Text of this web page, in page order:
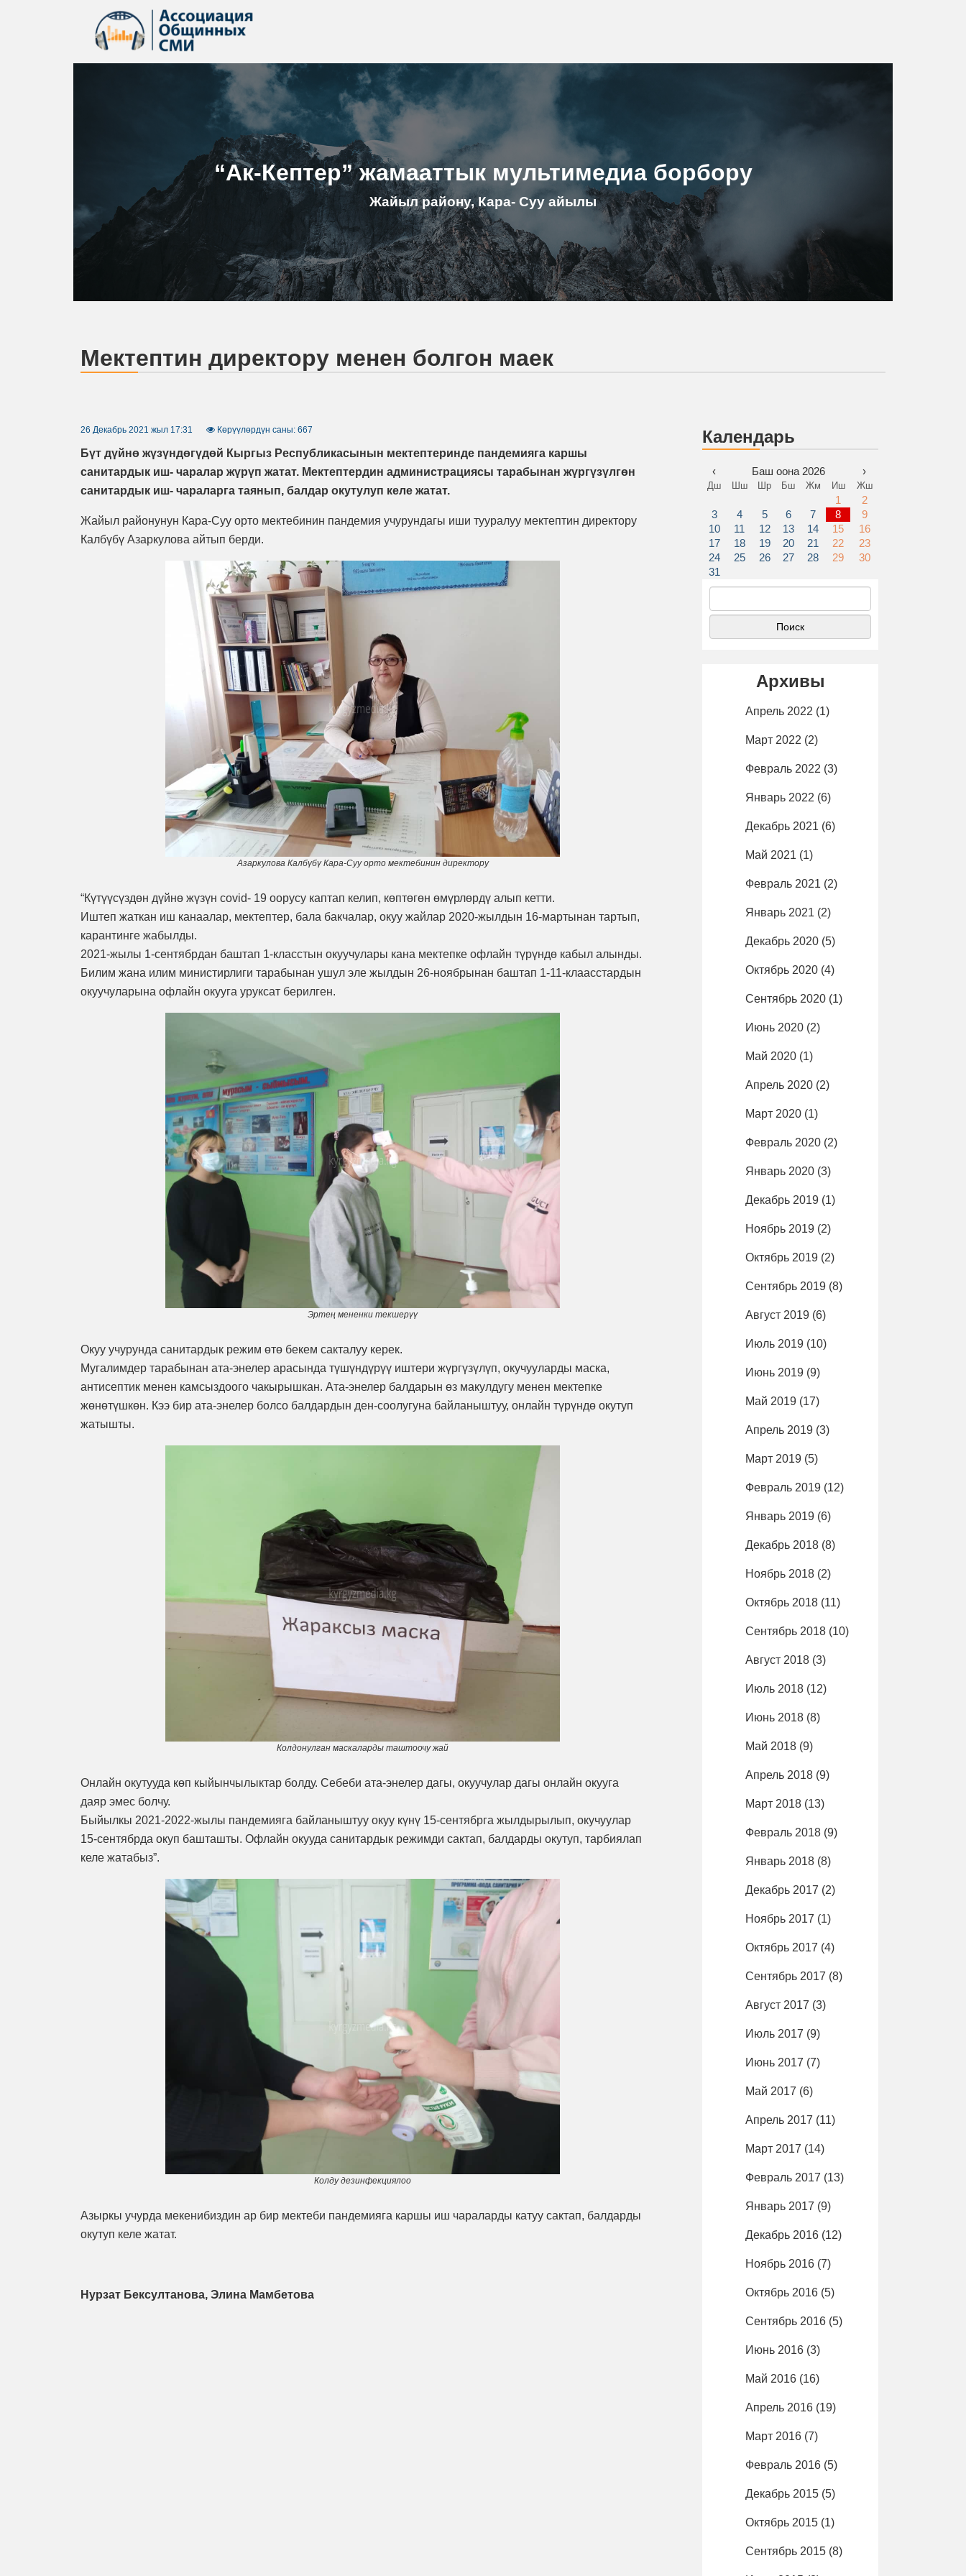
“Ак-Кептер” жамааттык мультимедиа борбору
Жайыл району, Кара- Суу айылы
Мектептин директору менен болгон маек
26 Декабрь 2021 жыл 17:31 Көрүүлөрдүн саны: 667
Бүт дүйнө жүзүндөгүдөй Кыргыз Республикасынын мектептеринде пандемияга каршы
санитардык иш- чаралар жүрүп жатат. Мектептердин администрациясы тарабынан жүргүзүлгөн
санитардык иш- чараларга таянып, балдар окутулуп келе жатат.
Жайыл районунун Кара-Суу орто мектебинин пандемия учурундагы иши тууралуу мектептин директору
Калбүбү Азаркулова айтып берди.
Азаркулова Калбүбү Кара-Суу орто мектебинин директору
“Күтүүсүздөн дүйнө жүзүн covid- 19 оорусу каптап келип, көптөгөн өмүрлөрдү алып кетти.
Иштеп жаткан иш канаалар, мектептер, бала бакчалар, окуу жайлар 2020-жылдын 16-мартынан тартып,
карантинге жабылды.
2021-жылы 1-сентябрдан баштап 1-класстын окуучулары кана мектепке офлайн түрүндө кабыл алынды.
Билим жана илим министирлиги тарабынан ушул эле жылдын 26-ноябрынан баштап 1-11-клаасстардын
окуучуларына офлайн окууга уруксат берилген.
Эртең мененки текшерүү
Окуу учурунда санитардык режим өтө бекем сакталуу керек.
Мугалимдер тарабынан ата-энелер арасында түшүндүрүү иштери жүргүзүлүп, окучууларды маска,
антисептик менен камсыздоого чакырышкан. Ата-энелер балдарын өз макулдугу менен мектепке
жөнөтүшкөн. Кээ бир ата-энелер болсо балдардын ден-соолугуна байланыштуу, онлайн түрүндө окутуп
жатышты.
Колдонулган маскаларды таштоочу жай
Онлайн окутууда көп кыйынчылыктар болду. Себеби ата-энелер дагы, окуучулар дагы онлайн окууга
даяр эмес болчу.
Быйылкы 2021-2022-жылы пандемияга байланыштуу окуу күнү 15-сентябрга жылдырылып, окучуулар
15-сентябрда окуп башташты. Офлайн окууда санитардык режимди сактап, балдарды окутуп, тарбиялап
келе жатабыз”.
Колду дезинфекциялоо
Азыркы учурда мекенибиздин ар бир мектеби пандемияга каршы иш чараларды катуу сактап, балдарды
окутуп келе жатат.
Нурзат Бексултанова, Элина Мамбетова
Календарь
‹ Баш оона 2026 ›
Дш Шш Шр Бш Жм Иш Жш
1
2
3
4 5 6 7 8
9
10
11 12 13 14 15
16
17
18 19 20 21 22
23
24
25 26 27 28 29
30
31
Найти:
Архивы
Апрель 2022 (1)
Март 2022 (2)
Февраль 2022 (3)
Январь 2022 (6)
Декабрь 2021 (6)
Май 2021 (1)
Февраль 2021 (2)
Январь 2021 (2)
Декабрь 2020 (5)
Октябрь 2020 (4)
Сентябрь 2020 (1)
Июнь 2020 (2)
Май 2020 (1)
Апрель 2020 (2)
Март 2020 (1)
Февраль 2020 (2)
Январь 2020 (3)
Декабрь 2019 (1)
Ноябрь 2019 (2)
Октябрь 2019 (2)
Сентябрь 2019 (8)
Август 2019 (6)
Июль 2019 (10)
Июнь 2019 (9)
Май 2019 (17)
Апрель 2019 (3)
Март 2019 (5)
Февраль 2019 (12)
Январь 2019 (6)
Декабрь 2018 (8)
Ноябрь 2018 (2)
Октябрь 2018 (11)
Сентябрь 2018 (10)
Август 2018 (3)
Июль 2018 (12)
Июнь 2018 (8)
Май 2018 (9)
Апрель 2018 (9)
Март 2018 (13)
Февраль 2018 (9)
Январь 2018 (8)
Декабрь 2017 (2)
Ноябрь 2017 (1)
Октябрь 2017 (4)
Сентябрь 2017 (8)
Август 2017 (3)
Июль 2017 (9)
Июнь 2017 (7)
Май 2017 (6)
Апрель 2017 (11)
Март 2017 (14)
Февраль 2017 (13)
Январь 2017 (9)
Декабрь 2016 (12)
Ноябрь 2016 (7)
Октябрь 2016 (5)
Сентябрь 2016 (5)
Июнь 2016 (3)
Май 2016 (16)
Апрель 2016 (19)
Март 2016 (7)
Февраль 2016 (5)
Декабрь 2015 (5)
Октябрь 2015 (1)
Сентябрь 2015 (8)